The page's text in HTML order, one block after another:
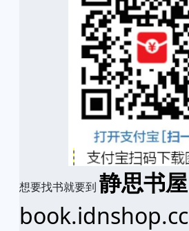
想要找书就要到 静思书屋
book.idnshop.cc